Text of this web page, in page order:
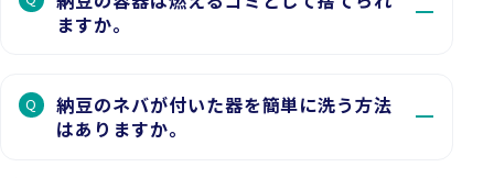
ますか。
Q
納豆のネバが付いた器を簡単に洗う方法
はありますか。